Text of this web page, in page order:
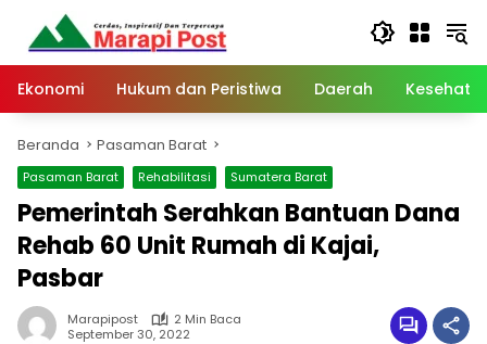
Langsung
konten
Ekonomi
Hukum dan Peristiwa Daerah
Beranda Pasaman Barat
Pasaman Barat Rehabilitasi Sumatera Barat
Pemerintah Serahkan Bantuan Dana
Rehab 60 Unit Rumah di Kajai,
Pasbar
Marapipost
2 Min Baca
September 30, 2022